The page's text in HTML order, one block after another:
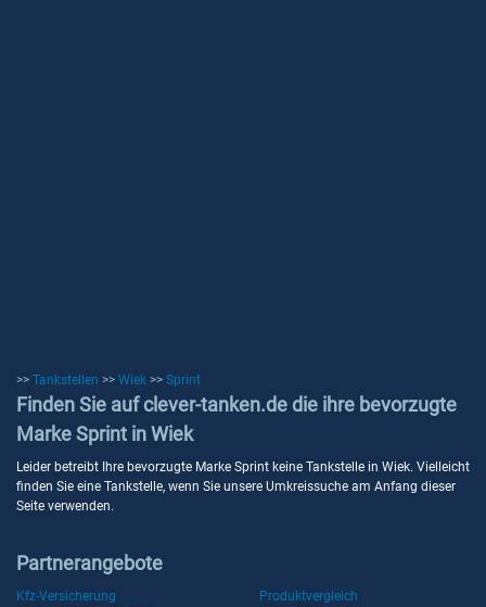
>> Tankstellen >> Wiek >> Sprint
Finden Sie auf clever-tanken.de die ihre bevorzugte
Marke Sprint in Wiek
Leider betreibt Ihre bevorzugte Marke Sprint keine Tankstelle in Wiek. Vielleicht
finden Sie eine Tankstelle, wenn Sie unsere Umkreissuche am Anfang dieser
Seite verwenden.
Partnerangebote
Kfz-Versicherung
Produktvergleich